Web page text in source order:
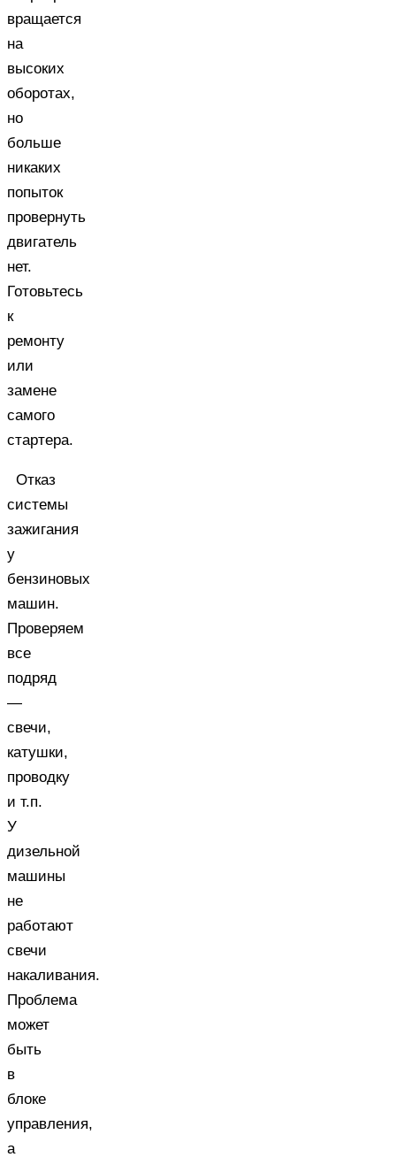
вращается
на
высоких
оборотах,
но
больше
никаких
попыток
провернуть
двигатель
нет.
Готовьтесь
к
ремонту
или
замене
самого
стартера.
Отказ
системы
зажигания
у
бензиновых
машин.
Проверяем
все
подряд
—
свечи,
катушки,
проводку
и т.п.
У
дизельной
машины
не
работают
свечи
накаливания.
Проблема
может
быть
в
блоке
управления,
а